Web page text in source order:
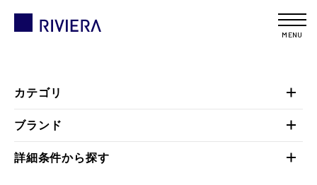
MENU
カテゴリ
ブランド
詳細条件から探す